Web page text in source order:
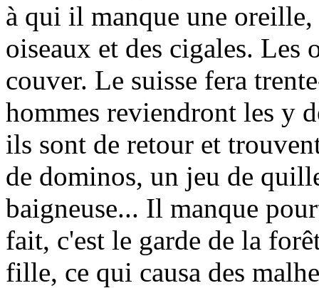
à qui il manque une oreille,
oiseaux et des cigales. Les
couver. Le suisse fera
hommes reviendront les y
ils sont de retour et
de dominos, un jeu de
baigneuse... Il manque
fait, c'est le garde de la
fille, ce qui causa des